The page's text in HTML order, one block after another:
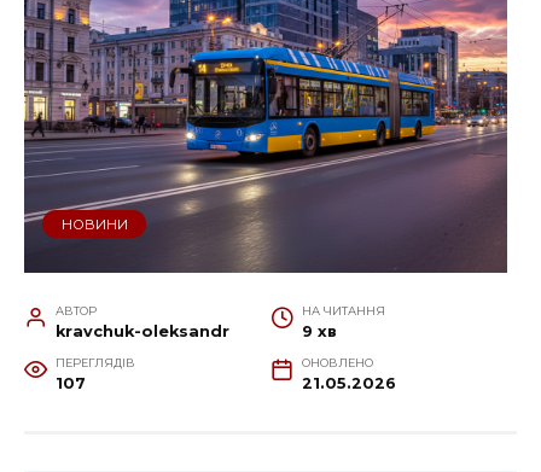
НОВИНИ
АВТОР
kravchuk-oleksandr
НА ЧИТАННЯ
9 хв
ПЕРЕГЛЯДІВ
107
ОНОВЛЕНО
21.05.2026